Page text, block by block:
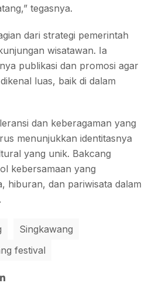
tegasnya.
dari strategi pemerintah
wisatawan. Ia
publikasi dan promosi agar
luas, baik di dalam
dan keberagaman yang
menunjukkan identitasnya
yang unik. Bakcang
kebersamaan yang
hiburan, dan pariwisata dalam
Singkawang
festival